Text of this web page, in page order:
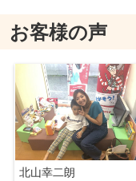
お客様の声
北山幸二朗